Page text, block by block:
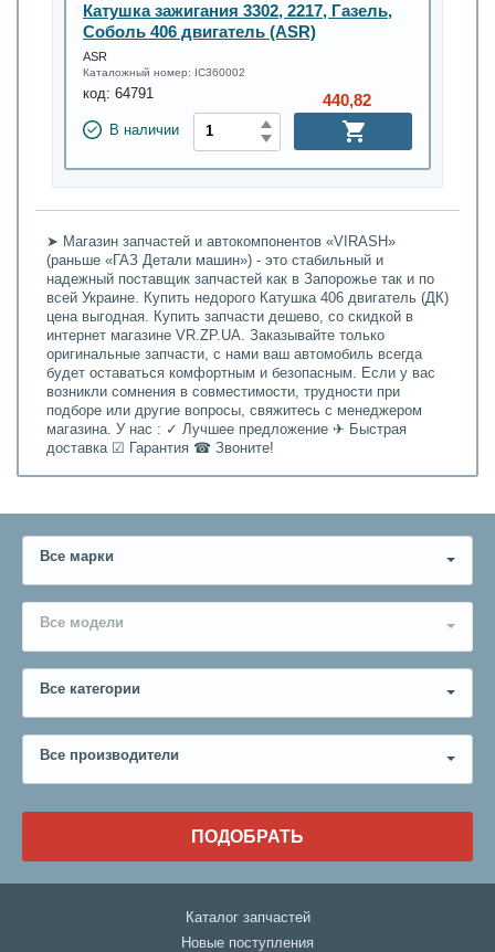
Катушка зажигания 3302, 2217, Газель,
Соболь 406 двигатель (ASR)
ASR
Каталожный номер: IC360002
код: 64791
В наличии
440,82
➤ Магазин запчастей и автокомпонентов «VIRASH»
(раньше «ГАЗ Детали машин») - это стабильный и
надежный поставщик запчастей как в Запорожье так и по
всей Украине. Купить недорого Катушка 406 двигатель (ДК)
цена выгодная. Купить запчасти дешево, со скидкой в
интернет магазине VR.ZP.UA. Заказывайте только
оригинальные запчасти, с нами ваш автомобиль всегда
будет оставаться комфортным и безопасным. Если у вас
возникли сомнения в совместимости, трудности при
подборе или другие вопросы, свяжитесь с менеджером
магазина. У нас : ✓ Лучшее предложение ✈ Быстрая
доставка ☑ Гарантия ☎ Звоните!
Все марки
Все модели
Все категории
Все производители
ПОДОБРАТЬ
Каталог запчастей
Новые поступления